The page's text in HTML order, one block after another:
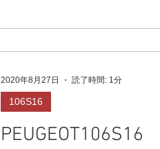
106S16
2020年8月27日 読了時間: 1分